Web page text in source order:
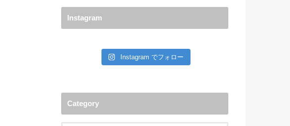
Instagram
Instagram でフォロー
Category